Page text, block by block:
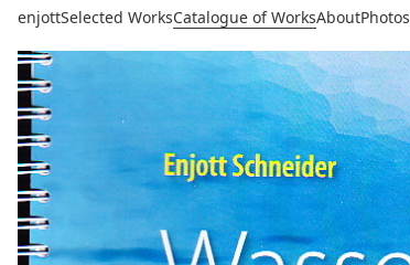
enjottSelected WorksCatalogue of WorksAboutPhotos